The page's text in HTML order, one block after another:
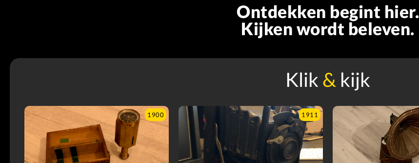
Ontdekken begint hier.
Kijken wordt beleven.
Klik & kijk
1900 1911